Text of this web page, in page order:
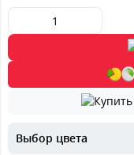
Выбор цвета